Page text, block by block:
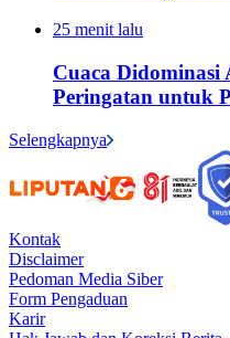
25 menit lalu
Cuaca Didominasi
Peringatan untuk
Selengkapnya
Kontak
Disclaimer
Pedoman Media Siber
Form Pengaduan
Karir